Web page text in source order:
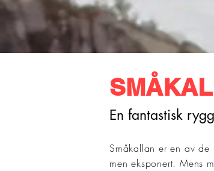
En fantastisk
Småkallan er en av de
men eksponert. Mens